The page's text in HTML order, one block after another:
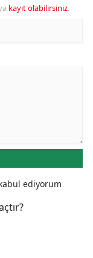
kayıt olabilirsiniz.
ediyorum